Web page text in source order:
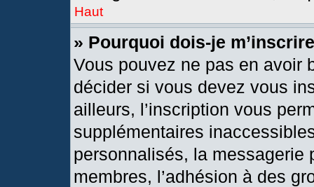
Haut
» Pourquoi dois-je
Vous pouvez ne pas en avoir
décider si vous devez vous
ailleurs, l’inscription vous
supplémentaires
personnalisés, la messagerie
membres, l’adhésion à des